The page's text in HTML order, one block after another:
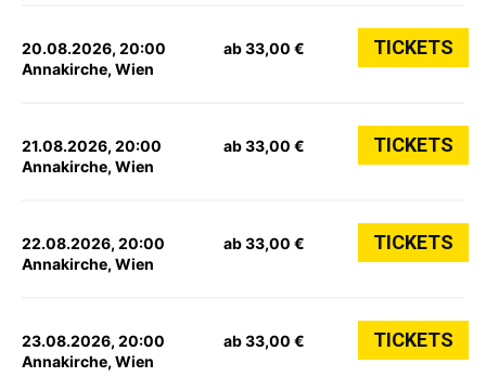
20.08.2026, 20:00
Annakirche, Wien
ab 33,00 € TICKETS
21.08.2026, 20:00
Annakirche, Wien
ab 33,00 € TICKETS
22.08.2026, 20:00
Annakirche, Wien
ab 33,00 € TICKETS
23.08.2026, 20:00
Annakirche, Wien
ab 33,00 € TICKETS